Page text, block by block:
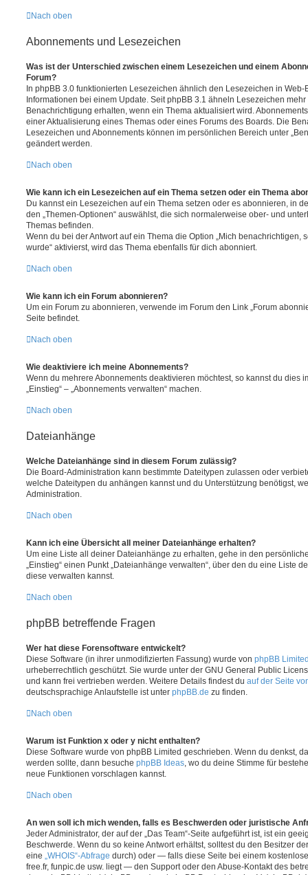
Nach oben
Abonnements und Lesezeichen
Was ist der Unterschied zwischen einem Lesezeichen und einem
Forum?
In phpBB 3.0 funktionierten Lesezeichen ähnlich den Lesezeichen in
Informationen bei einem Update. Seit phpBB 3.1 ähneln Lesezeichen
Benachrichtigung erhalten, wenn ein Thema aktualisiert wird.
einer Aktualisierung eines Themas oder eines Forums des Boards. Die
Lesezeichen und Abonnements können im persönlichen Bereich unter
geändert werden.
Nach oben
Wie kann ich ein Lesezeichen auf ein Thema setzen oder ein Thema
Du kannst ein Lesezeichen auf ein Thema setzen oder es abonnieren, in
den „Themen-Optionen“ auswählst, die sich normalerweise ober- und
Themas befinden.
Wenn du bei der Antwort auf ein Thema die Option „Mich benachrichtigen,
wurde“ aktivierst, wird das Thema ebenfalls für dich abonniert.
Nach oben
Wie kann ich ein Forum abonnieren?
Um ein Forum zu abonnieren, verwende im Forum den Link „Forum
Seite befindet.
Nach oben
Wie deaktiviere ich meine Abonnements?
Wenn du mehrere Abonnements deaktivieren möchtest, so kannst du dies
„Einstieg“ – „Abonnements verwalten“ machen.
Nach oben
Dateianhänge
Welche Dateianhänge sind in diesem Forum zulässig?
Die Board-Administration kann bestimmte Dateitypen zulassen oder
welche Dateitypen du anhängen kannst und du Unterstützung benötigst,
Administration.
Nach oben
Kann ich eine Übersicht all meiner Dateianhänge erhalten?
Um eine Liste all deiner Dateianhänge zu erhalten, gehe in den
„Einstieg“ einen Punkt „Dateianhänge verwalten“, über den du eine Liste
diese verwalten kannst.
Nach oben
phpBB betreffende Fragen
Wer hat diese Forensoftware entwickelt?
Diese Software (in ihrer unmodifizierten Fassung) wurde von phpBB
urheberrechtlich geschützt. Sie wurde unter der GNU General Public
und kann frei vertrieben werden. Weitere Details findest du auf der Seite
deutschsprachige Anlaufstelle ist unter phpBB.de zu finden.
Nach oben
Warum ist Funktion x oder y nicht enthalten?
Diese Software wurde von phpBB Limited geschrieben. Wenn du denkst,
werden sollte, dann besuche phpBB Ideas , wo du deine Stimme für
neue Funktionen vorschlagen kannst.
Nach oben
An wen soll ich mich wenden, falls es Beschwerden oder juristische
Jeder Administrator, der auf der „Das Team“-Seite aufgeführt ist, ist ein
Beschwerde. Wenn du so keine Antwort erhältst, solltest du den Besitzer
eine „WHOIS“-Abfrage durch) oder — falls diese Seite bei einem
free.fr, funpic.de usw. liegt — den Support oder den Abuse-Kontakt des